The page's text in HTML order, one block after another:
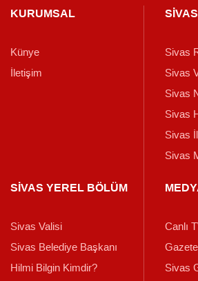
KURUMSAL
Künye
İletişim
Sivas
Sivas
Sivas
Sivas
Sivas
Sivas
SİVAS YEREL BÖLÜM
Sivas Valisi
Sivas Belediye Başkanı
Hilmi Bilgin Kimdir?
Canlı
Sivas